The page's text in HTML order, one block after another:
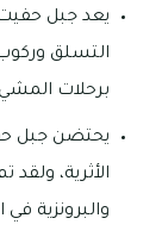
يعد جبل
التسلق
برحلات
يحتضن جبل
الأثرية،
والبرونزية